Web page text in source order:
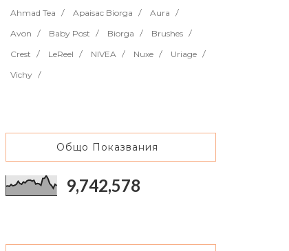
Ahmad Tea Apaisac Biorga
Aura
Avon
Baby Post Biorga
Brushes
Crest
LeReel NIVEA Nuxe
Uriage
Vichy
Общо Показвания
9,742,578